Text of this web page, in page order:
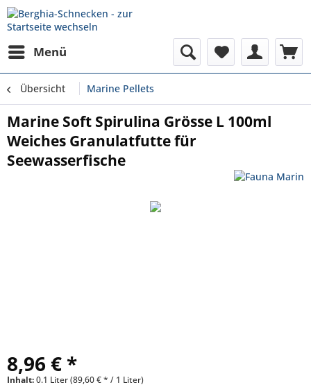
Menü
Übersicht Marine Pellets
Marine Soft Spirulina Grösse L 100ml
Weiches Granulatfutte für
Seewasserfische
8,96 € *
Inhalt:0.1 Liter (89,60 € * / 1 Liter)